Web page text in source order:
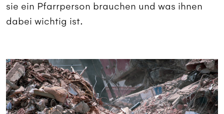
sie ein Pfarrperson brauchen und was ihnen
dabei wichtig ist.